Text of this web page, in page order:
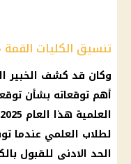
تنسيق الكليات القمة 2025
وكان قد كشف الخبير
أهم توقعاته بشأن
لطلاب العلمي عندما
الحد الادنى للقبول